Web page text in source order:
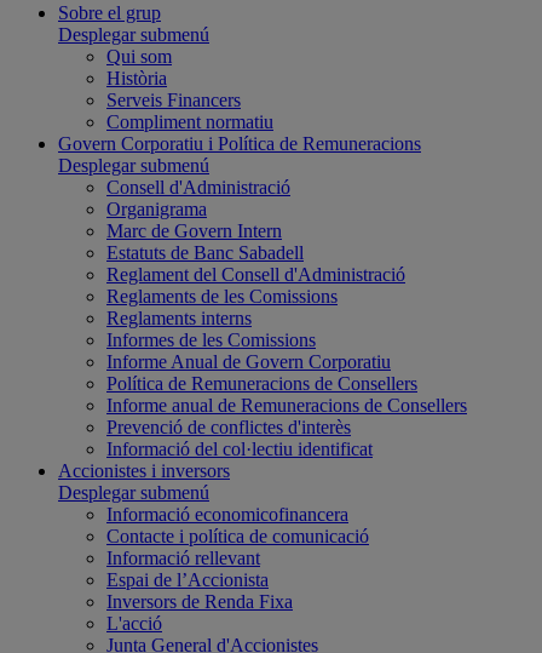
Sobre el grup
Desplegar submenú
Qui som
Història
Serveis Financers
Compliment normatiu
Govern Corporatiu i Política de Remuneracions
Desplegar submenú
Consell d'Administració
Organigrama
Marc de Govern Intern
Estatuts de Banc Sabadell
Reglament del Consell d'Administració
Reglaments de les Comissions
Reglaments interns
Informes de les Comissions
Informe Anual de Govern Corporatiu
Política de Remuneracions de Consellers
Informe anual de Remuneracions de Consellers
Prevenció de conflictes d'interès
Informació del col·lectiu identificat
Accionistes i inversors
Desplegar submenú
Informació economicofinancera
Contacte i política de comunicació
Informació rellevant
Espai de l’Accionista
Inversors de Renda Fixa
L'acció
Junta General d'Accionistes